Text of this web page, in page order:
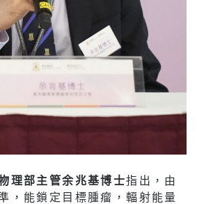
理部主管余兆基博士指出，由
，能鎖定目標腫瘤，輻射能量